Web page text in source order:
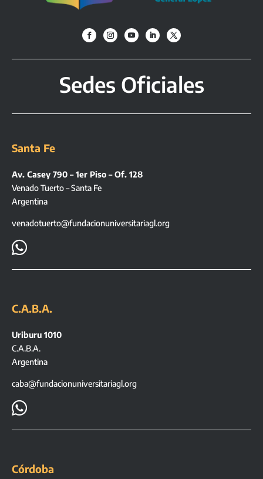
Sedes Oficiales
Santa Fe
Av. Casey 790 – 1er Piso – Of. 128
Venado Tuerto – Santa Fe
Argentina
venadotuerto@fundacionuniversitariagl.org

C.A.B.A.
Uriburu 1010
C.A.B.A.
Argentina
caba@fundacionuniversitariagl.org

Córdoba